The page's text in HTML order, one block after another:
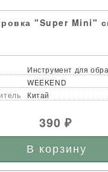
"Super Mini"
Инструмент для
WEEKEND
Китай
390 ₽